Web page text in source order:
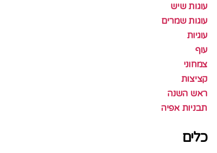
עוגות שיש
עוגות שמרים
עוגיות
עוף
צמחוני
קציצות
ראש השנה
תבניות אפיה
כלים